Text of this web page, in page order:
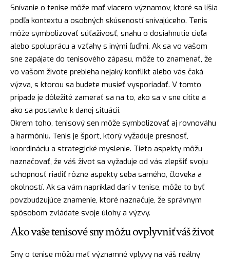
Snívanie o tenise môže mať viacero významov, ktoré sa líšia
podľa kontextu a osobných skúseností snívajúceho. Tenis
môže symbolizovať súťaživosť, snahu o dosiahnutie cieľa
alebo spoluprácu a vzťahy s inými ľuďmi. Ak sa vo vašom
sne zapájate do tenisového zápasu, môže to znamenať, že
vo vašom živote prebieha nejaký konflikt alebo vás čaká
výzva, s ktorou sa budete musieť vysporiadať. V tomto
prípade je dôležité zamerať sa na to, ako sa v sne cítite a
ako sa postavíte k danej situácii.
Okrem toho, tenisový sen môže symbolizovať aj rovnováhu
a harmóniu. Tenis je šport, ktorý vyžaduje presnosť,
koordináciu a strategické myslenie. Tieto aspekty môžu
naznačovať, že váš život sa vyžaduje od vás zlepšiť svoju
schopnosť riadiť rôzne aspekty seba samého, človeka a
okolností. Ak sa vám napríklad darí v tenise, môže to byť
povzbudzujúce znamenie, ktoré naznačuje, že správnym
spôsobom zvládate svoje úlohy a výzvy.
Ako vaše tenisové sny môžu ovplyvniť váš život
Sny o tenise môžu mať významné vplyvy na váš reálny